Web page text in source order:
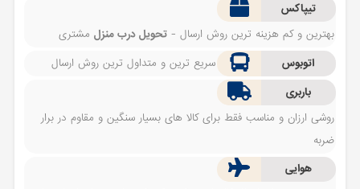
تیپاکس
بهترین و کم هزینه ترین روش ارسال -تحویل درب منزل مشتری
اتوبوس
سریع ترین و متداول ترین روش ارسال
باربری
روشی ارزان و مناسب فقط برای کالا های بسیار سنگین و مقاوم در برار
ضربه
هوایی